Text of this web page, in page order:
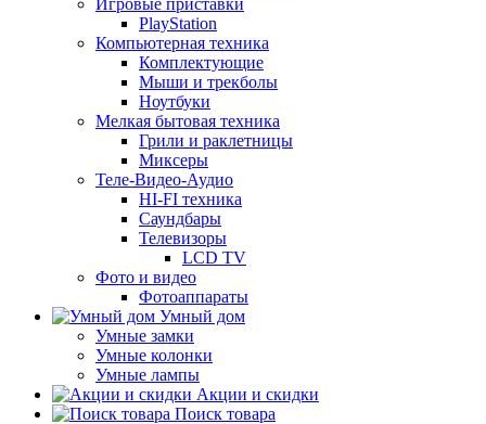
Игровые приставки
PlayStation
Компьютерная техника
Комплектующие
Мыши и трекболы
Ноутбуки
Мелкая бытовая техника
Грили и раклетницы
Миксеры
Теле-Видео-Аудио
HI-FI техника
Саундбары
Телевизоры
LCD TV
Фото и видео
Фотоаппараты
Умный дом
Умные замки
Умные колонки
Умные лампы
Акции и скидки
Поиск товара